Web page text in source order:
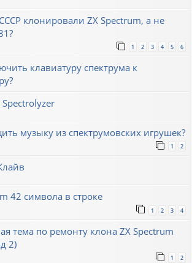
клонировали ZX Spectrum, а не
1 2 3 4 5 6
клавиатуру спектрума к
Spectrolyzer
музыку из спектрумовских игрушек?
1 2
42 символа в строке
1 2 3 4
тема по ремонту клона ZX Spectrum
2)
1 2